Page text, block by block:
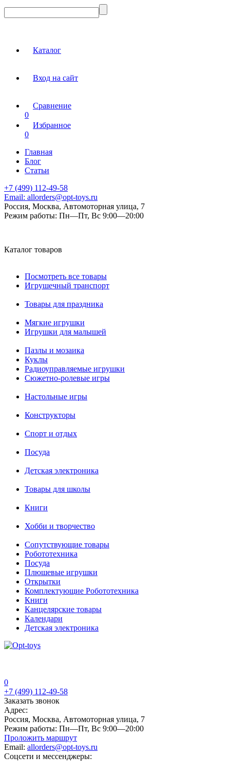
Каталог
Вход на сайт
Сравнение
0
Избранное
0
Главная
Блог
Статьи
+7 (499) 112-49-58
Email: allorders@opt-toys.ru
Россия, Москва, Автомоторная улица, 7
Режим работы: Пн—Пт, Вс 9:00—20:00
Каталог товаров
Посмотреть все товары
Игрушечный транспорт
Товары для праздника
Мягкие игрушки
Игрушки для малышей
Пазлы и мозаика
Куклы
Радиоуправляемые игрушки
Сюжетно-ролевые игры
Настольные игры
Конструкторы
Спорт и отдых
Посуда
Детская электроника
Товары для школы
Книги
Хобби и творчество
Сопутствующие товары
Робототехника
Посуда
Плюшевые игрушки
Открытки
Комплектующие Робототехника
Книги
Канцелярские товары
Календари
Детская электроника
0
+7 (499) 112-49-58
Заказать звонок
Адрес:
Россия, Москва, Автомоторная улица, 7
Режим работы: Пн—Пт, Вс 9:00—20:00
Проложить маршрут
Email: allorders@opt-toys.ru
Соцсети и мессенджеры: